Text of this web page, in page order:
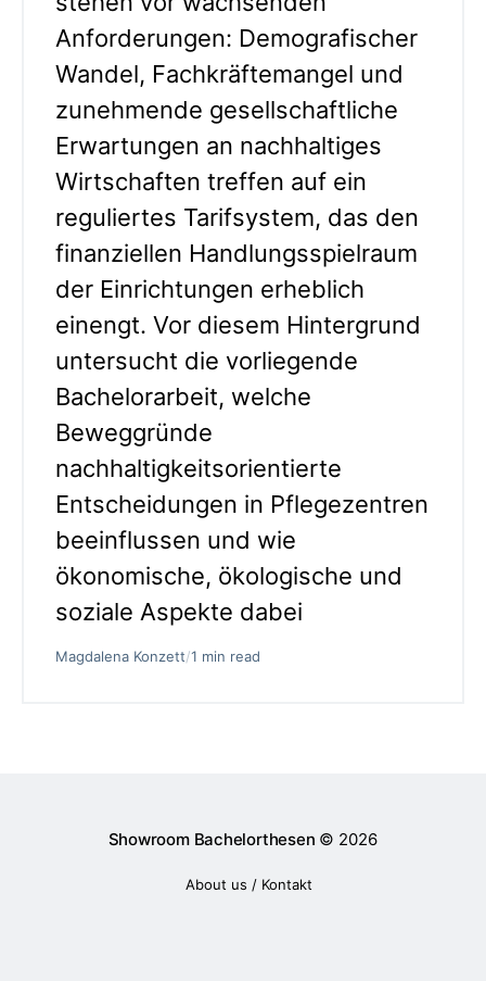
Anforderungen: Demografischer
Wandel, Fachkräftemangel und
zunehmende gesellschaftliche
Erwartungen an nachhaltiges
Wirtschaften treffen auf ein
reguliertes Tarifsystem, das den
finanziellen Handlungsspielraum
der Einrichtungen erheblich
einengt. Vor diesem Hintergrund
untersucht die vorliegende
Bachelorarbeit, welche
Beweggründe
nachhaltigkeitsorientierte
Entscheidungen in Pflegezentren
beeinflussen und wie
ökonomische, ökologische und
soziale Aspekte dabei
Magdalena Konzett/1 min read
Showroom Bachelorthesen © 2026
About us / Kontakt